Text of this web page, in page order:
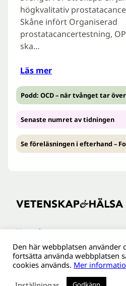
högkvalitativ
Skåne infört Organiserad
prostatacancertestning,
ska…
Läs mer
Podd: OCD – när tvånget tar över
Senaste numret av tidningen
Se föreläsningen i efterhand –
Kontakt
Tillgänglighetsredogöreldse
Om webbplatsen
Behandling av
Den här webbplatsen använder
fortsätta använda webbplatsen
cookies används. Mer